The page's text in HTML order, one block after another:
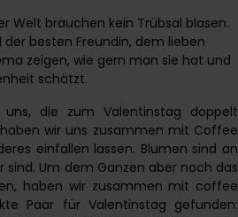
Welt brauchen kein Trübsal blasen.
besten Freundin, dem lieben
zeigen, wie gern man sie hat und
schätzt.
die zum Valentinstag doppelt
wir uns zusammen mit Coffee
einfallen lassen. Blumen sind an
Um dem Ganzen aber noch das
haben wir zusammen mit coffee
Paar für Valentinstag gefunden: